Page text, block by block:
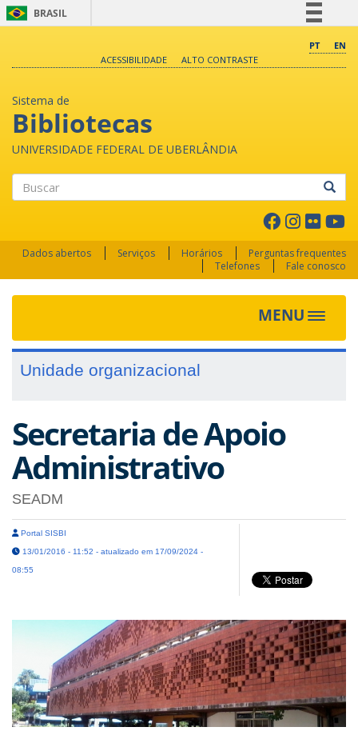
BRASIL
Comunica BR
PT
EN
ACESSIBILIDADE
ALTO CONTRASTE
Sistema de
Bibliotecas
UNIVERSIDADE FEDERAL DE UBERLÂNDIA
Dados abertos Serviços Horários
Perguntas frequentes
Telefones
Fale conosco
MENU Toggle
Unidade organizacional
Secretaria de Apoio
Administrativo
SEADM
Portal SISBI
13/01/2016 - 11:52 - atualizado em 17/09/2024 -
08:55